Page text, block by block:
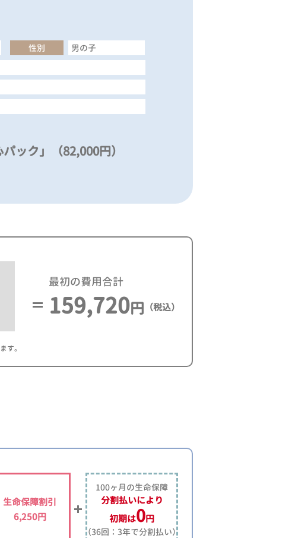
性別
男の子
ック」（82,000円）
最初の費用合計
159,720円 （税込）
す。
生命保障割引
6,250円
100ヶ月の生命保障
分割払いにより
初期は0円
（36回：3年で分割払い）